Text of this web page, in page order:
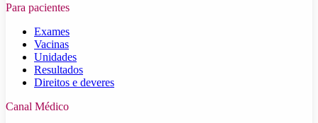
Para pacientes
Exames
Vacinas
Unidades
Resultados
Direitos e deveres
Canal Médico